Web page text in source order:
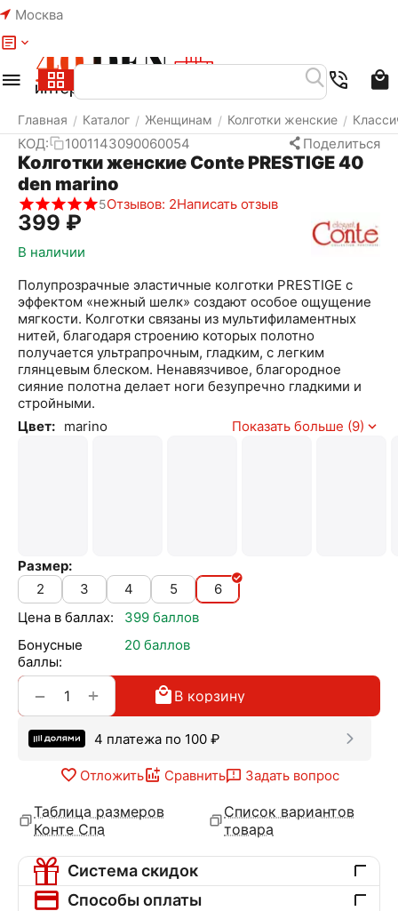
Москва
Главная / Каталог / Женщинам / Колготки женские /
КОД: 1001143090060054 Поделиться
Колготки женские Conte PRESTIGE 40
den marino
5Отзывов: 2Написать отзыв
‍399‍ ₽
В наличии
Полупрозрачные эластичные колготки PRESTIGE с
эффектом «нежный шелк» создают особое ощущение
мягкости. Колготки связаны из мультифиламентных
нитей, благодаря строению которых полотно
получается ультрапрочным, гладким, с легким
глянцевым блеском. Ненавязчивое, благородное
сияние полотна делает ноги безупречно гладкими и
стройными.
Цвет: marino Показать больше (9)
Размер:
2
3 4 5
6
Цена в баллах:
399 баллов
Бонусные
баллы:
20 баллов
+
− В корзину
4 платежа по 100 ₽
Отложить Сравнить Задать вопрос
Таблица размеров
Конте Спа
Список вариантов
товара
Система скидок
Способы оплаты
Меню